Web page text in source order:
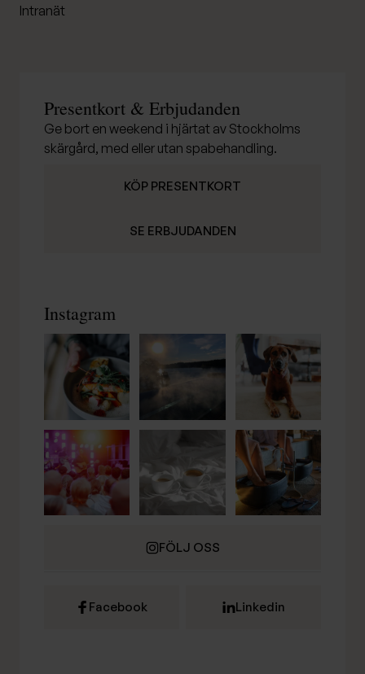
Intranät
Presentkort & Erbjudanden
Ge bort en weekend i hjärtat av Stockholms
skärgård, med eller utan spabehandling.
KÖP PRESENTKORT
SE ERBJUDANDEN
Instagram
FÖLJ OSS
Facebook Linkedin